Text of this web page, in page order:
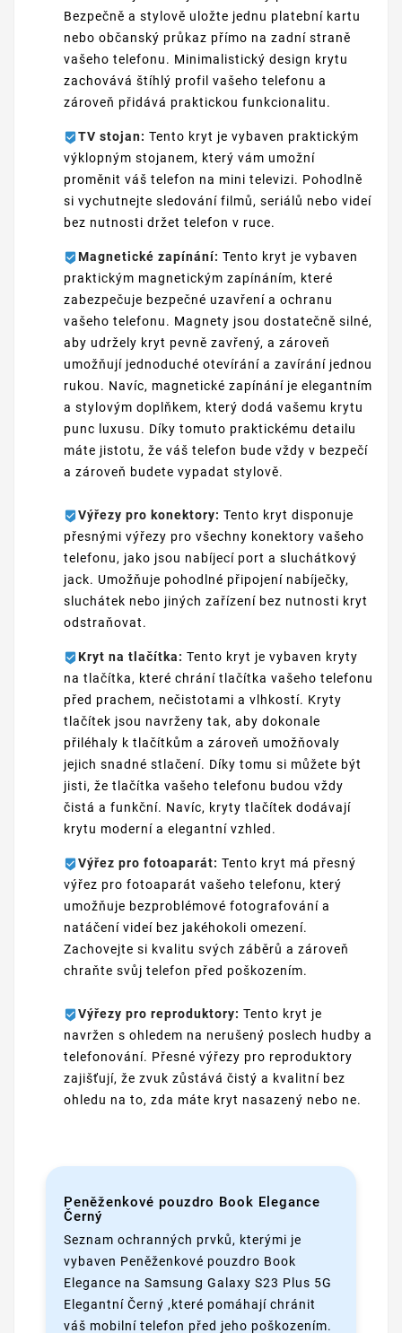
Bezpečně a stylově uložte jednu platební kartu
nebo občanský průkaz přímo na zadní straně
vašeho telefonu. Minimalistický design krytu
zachovává štíhlý profil vašeho telefonu a
zároveň přidává praktickou funkcionalitu.
TV stojan: Tento kryt je vybaven praktickým
výklopným stojanem, který vám umožní
proměnit váš telefon na mini televizi. Pohodlně
si vychutnejte sledování filmů, seriálů nebo videí
bez nutnosti držet telefon v ruce.
Magnetické zapínání: Tento kryt je vybaven
praktickým magnetickým zapínáním, které
zabezpečuje bezpečné uzavření a ochranu
vašeho telefonu. Magnety jsou dostatečně silné,
aby udržely kryt pevně zavřený, a zároveň
umožňují jednoduché otevírání a zavírání jednou
rukou. Navíc, magnetické zapínání je elegantním
a stylovým doplňkem, který dodá vašemu krytu
punc luxusu. Díky tomuto praktickému detailu
máte jistotu, že váš telefon bude vždy v bezpečí
a zároveň budete vypadat stylově.
Výřezy pro konektory: Tento kryt disponuje
přesnými výřezy pro všechny konektory vašeho
telefonu, jako jsou nabíjecí port a sluchátkový
jack. Umožňuje pohodlné připojení nabíječky,
sluchátek nebo jiných zařízení bez nutnosti kryt
odstraňovat.
Kryt na tlačítka: Tento kryt je vybaven kryty
na tlačítka, které chrání tlačítka vašeho telefonu
před prachem, nečistotami a vlhkostí. Kryty
tlačítek jsou navrženy tak, aby dokonale
přiléhaly k tlačítkům a zároveň umožňovaly
jejich snadné stlačení. Díky tomu si můžete být
jisti, že tlačítka vašeho telefonu budou vždy
čistá a funkční. Navíc, kryty tlačítek dodávají
krytu moderní a elegantní vzhled.
Výřez pro fotoaparát: Tento kryt má přesný
výřez pro fotoaparát vašeho telefonu, který
umožňuje bezproblémové fotografování a
natáčení videí bez jakéhokoli omezení.
Zachovejte si kvalitu svých záběrů a zároveň
chraňte svůj telefon před poškozením.
Výřezy pro reproduktory: Tento kryt je
navržen s ohledem na nerušený poslech hudby a
telefonování. Přesné výřezy pro reproduktory
zajišťují, že zvuk zůstává čistý a kvalitní bez
ohledu na to, zda máte kryt nasazený nebo ne.
Peněženkové pouzdro Book Elegance
Černý
Seznam ochranných prvků, kterými je
vybaven Peněženkové pouzdro Book
Elegance na Samsung Galaxy S23 Plus 5G
Elegantní Černý ,které pomáhají chránit
váš mobilní telefon před jeho poškozením.